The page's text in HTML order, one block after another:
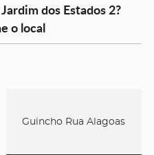
dos Estados 2?
o local
Guincho Rua Alagoas